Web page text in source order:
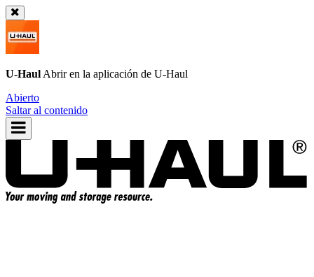
U-Haul Abrir en la aplicación de U-Haul
Abierto
Saltar al contenido